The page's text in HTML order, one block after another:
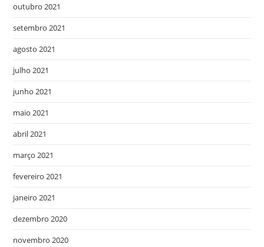
outubro 2021
setembro 2021
agosto 2021
julho 2021
junho 2021
maio 2021
abril 2021
março 2021
fevereiro 2021
janeiro 2021
dezembro 2020
novembro 2020